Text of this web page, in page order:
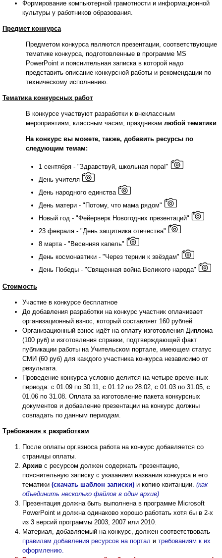
Формирование компьютерной грамотности и информационной
культуры у работников образования.
Предмет конкурса
Предметом конкурса являются презентации, соответствующие
тематике конкурса, подготовленные в программе MS
PowerPoint и пояснительная записка в которой надо
представить описание конкурсной работы и рекомендации по
техническому исполнению.
Тематика конкурсных работ
В конкурсе участвуют разработки к внеклассным
мероприятиям, классным часам, праздникамлюбой тематики
На конкурс вы можете, также, добавить ресурсы по
следующим темам:
1 сентября - "Здравствуй, школьная пора!"
День учителя
День народного единства
День матери - "Потому, что мама рядом"
Новый год - "Фейерверк Новогодних презентаций"
23 февраля - "День защитника отечества"
8 марта - "Весенняя капель"
День космонавтики - "Через тернии к звёздам"
День Победы - "Священная война Великого народа"
Стоимость
Участие в конкурсе бесплатное
До добавления разработки на конкурс участник оплачивает
организационный взнос, который составляет 160 рублей
Организационный взнос идёт на оплату изготовления Диплома
(100 руб) и изготовления справки, подтверждающей факт
публикации работы на Учительском портале, имеющем статус
СМИ (60 руб) для каждого участника конкурса независимо от
результата.
Проведение конкурса условно делится на четыре временных
периода: с 01.09 по 30.11, с 01.12 по 28.02, с 01.03 по 31.05, с
01.06 по 31.08. Оплата за изготовление пакета конкурсных
документов и добавление презентации на конкурс должны
совпадать по данным периодам.
Требования к разработкам
После оплаты орг.взноса работа на конкурс добавляется со
страницы оплаты.
Архив с ресурсом должен содержать презентацию,
пояснительную записку с указанием названия конкурса и его
тематики (скачать шаблон записки) и копию квитанции. (как
объединить несколько файлов в один архив)
Презентация должна быть выполнена в программе Microsoft
PowerPoint и должна одинаково хорошо работать хотя бы в 2-х
из 3 версий программы 2003, 2007 или 2010.
Материал, добавляемый на конкурс, должен соответствовать
правилам добавления ресурсов на портал и требованиям к их
оформлению.